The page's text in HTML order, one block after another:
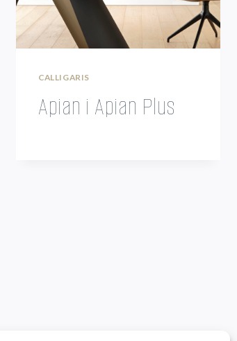
CALLIGARIS
Apian i Apian Plus